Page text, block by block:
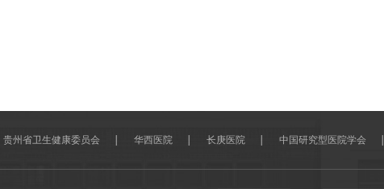
贵州省卫生健康委员会 华西医院 长庚医院 中国研究型医院学会